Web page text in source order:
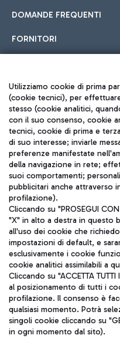
DOMANDE FREQUENTI
FORNITORI
Seguici sui social
Aeroporti di Roma S.p.A. -
coordinamento di Mundys
Codice fiscale e Registro
IVA 06572251004
Capitale sociale
Sede legale: Via Pier Paolo
telefono +39 06 65951
Utilizziamo cookie di prima
(cookie tecnici), per
stesso (cookie analitici,
con il suo consenso, cookie
tecnici, cookie di prima e
di suo interesse; inviarle
preferenze manifestate
della navigazione in rete;
suoi comportamenti;
pubblicitari anche attraverso
profilazione).
Cliccando su "PROSEGUI
"X" in alto a destra in questo
all'uso dei cookie che
impostazioni di default, e
esclusivamente i cookie
cookie analitici assimilabili a
Cliccando su "ACCETTA
al posizionamento di tutti i
profilazione. Il consenso è
qualsiasi momento. Potrà
singoli cookie cliccando su
in ogni momento dal sito).